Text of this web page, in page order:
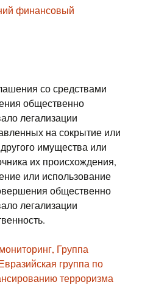
финансовый
со средствами
общественно
легализации
на сокрытие или
имущества или
их происхождения,
или использование
общественно
легализации
Группа
группа по
терроризма